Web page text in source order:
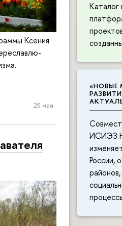
Каталог
«НОВЫЕ
ИСИЭЗ
России,
Ксения
25 мая